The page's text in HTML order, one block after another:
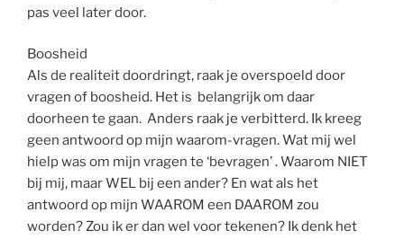
pas veel later door.
Boosheid
Als de realiteit doordringt, raak je overspoeld door
vragen of boosheid. Het is belangrijk om daar
doorheen te gaan. Anders raak je verbitterd. Ik kreeg
geen antwoord op mijn waarom-vragen. Wat mij wel
hielp was om mijn vragen te ‘bevragen’ . Waarom NIET
bij mij, maar WEL bij een ander? En wat als het
antwoord op mijn WAAROM een DAAROM zou
worden? Zou ik er dan wel voor tekenen? Ik denk het